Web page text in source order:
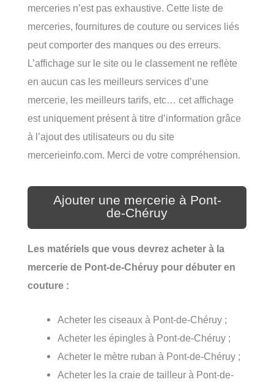
merceries n’est pas exhaustive. Cette liste de
merceries, fournitures de couture ou services liés
peut comporter des manques ou des erreurs.
L’affichage sur le site ou le classement ne reflète
en aucun cas les meilleurs services d’une
mercerie, les meilleurs tarifs, etc… cet affichage
est uniquement présent à titre d’information grâce
à l’ajout des utilisateurs ou du site
mercerieinfo.com. Merci de votre compréhension.
Ajouter une mercerie à Pont-
de-Chéruy
Les matériels que vous devrez acheter à la
mercerie de Pont-de-Chéruy pour débuter en
couture :
Acheter les ciseaux à Pont-de-Chéruy ;
Acheter les épingles à Pont-de-Chéruy ;
Acheter le mètre ruban à Pont-de-Chéruy ;
Acheter les la craie de tailleur à Pont-de-